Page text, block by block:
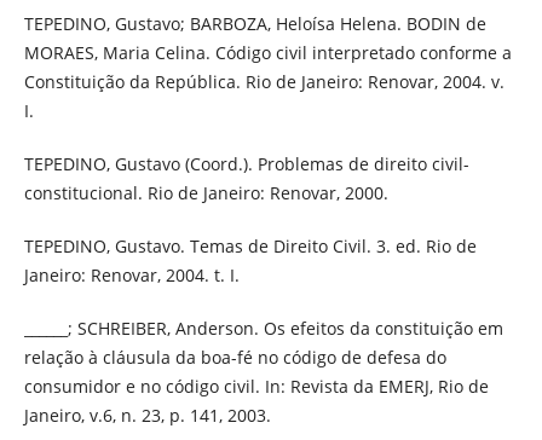
TEPEDINO, Gustavo; BARBOZA, Heloísa Helena. BODIN de
MORAES, Maria Celina. Código civil interpretado conforme a
Constituição da República. Rio de Janeiro: Renovar, 2004. v.
I.
TEPEDINO, Gustavo (Coord.). Problemas de direito civil-
constitucional. Rio de Janeiro: Renovar, 2000.
TEPEDINO, Gustavo. Temas de Direito Civil. 3. ed. Rio de
Janeiro: Renovar, 2004. t. I.
______; SCHREIBER, Anderson. Os efeitos da constituição em
relação à cláusula da boa-fé no código de defesa do
consumidor e no código civil. In: Revista da EMERJ, Rio de
Janeiro, v.6, n. 23, p. 141, 2003.